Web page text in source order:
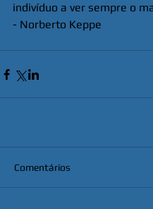
indivíduo a ver sempre o
- Norberto Keppe
Comentários